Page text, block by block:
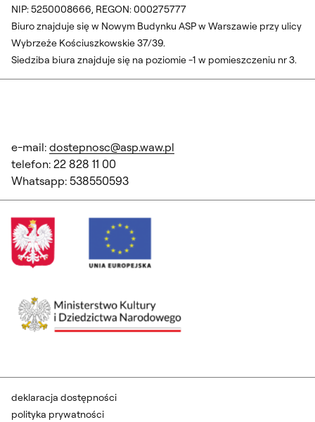
NIP: 5250008666, REGON: 000275777
Biuro znajduje się w Nowym Budynku ASP w Warszawie przy ulicy
Wybrzeże Kościuszkowskie 37/39.
Siedziba biura znajduje się na poziomie -1 w pomieszczeniu nr 3.
e-mail: dostepnosc@asp.waw.pl
telefon: 22 828 11 00
Whatsapp: 538550593
deklaracja dostępności
polityka prywatności